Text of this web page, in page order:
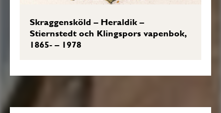
Skraggensköld – Heraldik –
Stiernstedt och Klingspors vapenbok,
1865- – 1978